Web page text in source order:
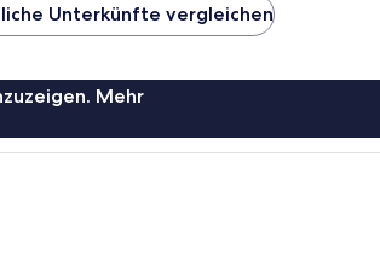
Unterkünfte vergleichen
Mehr